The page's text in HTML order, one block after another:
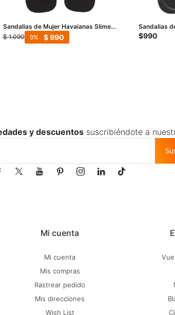
Sandalias de Mujer Havaianas Slime
Square - Negro
$ 1.090 $ 990
9
Sandalias
Negro
$990
Mi cuenta
Mi cuenta
Mis compras
Rastrear pedido
Mis direcciones
Wish List
y descuentossuscribiéndote a
     